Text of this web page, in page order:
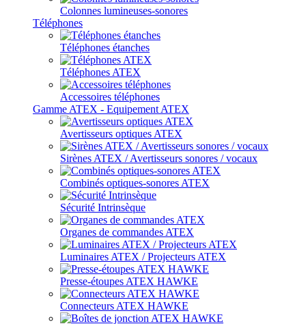
Colonnes lumineuses-sonores
Téléphones
Téléphones étanches
Téléphones ATEX
Accessoires téléphones
Gamme ATEX - Equipement ATEX
Avertisseurs optiques ATEX
Sirènes ATEX / Avertisseurs sonores / vocaux
Combinés optiques-sonores ATEX
Sécurité Intrinsèque
Organes de commandes ATEX
Luminaires ATEX / Projecteurs ATEX
Presse-étoupes ATEX HAWKE
Connecteurs ATEX HAWKE